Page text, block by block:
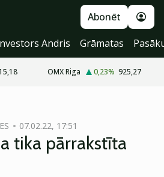
Abonēt
Andris Grāmatas
OMX Riga 0,23% 925,27
07.02.22, 17:51
tika pārrakstīta